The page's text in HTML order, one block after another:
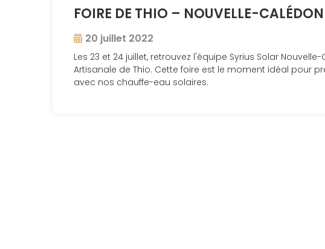
FOIRE DE THIO – NOUVELLE-
20 juillet 2022
Les 23 et 24 juillet, retrouvez l'équipe Syrius Solar
Artisanale de Thio. Cette foire est le moment idéal pour
avec nos chauffe-eau solaires.